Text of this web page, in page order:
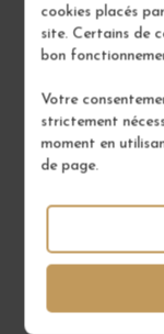
cookies placés
site. Certains de
bon
Votre
strictement
moment en
de page.